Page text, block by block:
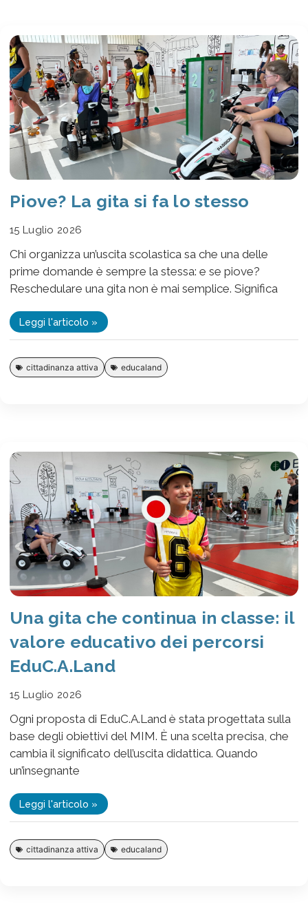
Piove? La gita si fa lo stesso
15 Luglio 2026
Chi organizza un’uscita scolastica sa che una delle
prime domande è sempre la stessa: e se piove?
Reschedulare una gita non è mai semplice. Significa
Leggi l'articolo »
cittadinanza attiva educaland
Una gita che continua in classe: il
valore educativo dei percorsi
EduC.A.Land
15 Luglio 2026
Ogni proposta di EduC.A.Land è stata progettata sulla
base degli obiettivi del MIM. È una scelta precisa, che
cambia il significato dell’uscita didattica. Quando
un’insegnante
Leggi l'articolo »
cittadinanza attiva educaland